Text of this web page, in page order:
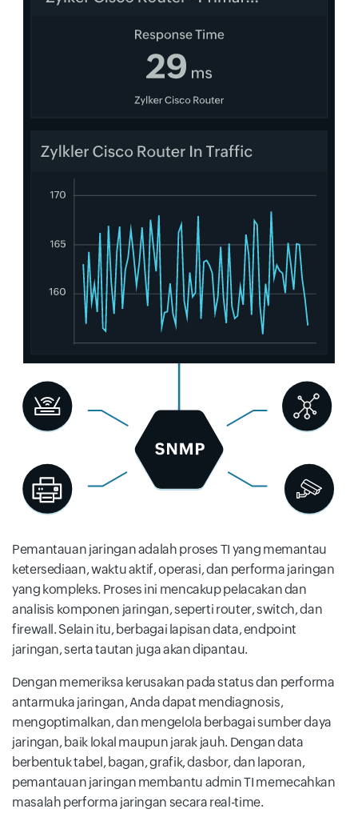
Pemantauan jaringan adalah proses TI yang memantau
ketersediaan, waktu aktif, operasi, dan performa jaringan
yang kompleks. Proses ini mencakup pelacakan dan
analisis komponen jaringan, seperti router, switch, dan
firewall. Selain itu, berbagai lapisan data, endpoint
jaringan, serta tautan juga akan dipantau.
Dengan memeriksa kerusakan pada status dan performa
antarmuka jaringan, Anda dapat mendiagnosis,
mengoptimalkan, dan mengelola berbagai sumber daya
jaringan, baik lokal maupun jarak jauh. Dengan data
berbentuk tabel, bagan, grafik, dasbor, dan laporan,
pemantauan jaringan membantu admin TI memecahkan
masalah performa jaringan secara real-time.